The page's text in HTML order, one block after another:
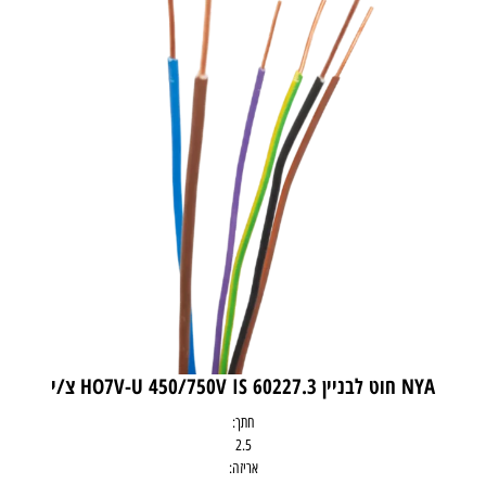
NYA חוט לבניין HO7V-U 450/750V IS 60227.3 צ/י
חתך:
2.5
אריזה: